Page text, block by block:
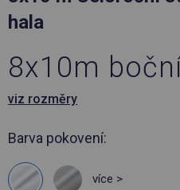
hala
8x10m
viz rozměry
Barva pokovení:
více >